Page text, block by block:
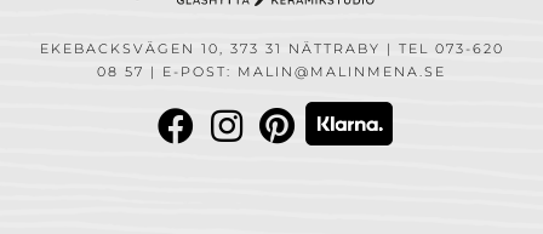
EKEBACKSVÄGEN 10, 373 31 NÄTTRABY | TEL 073-620
08 57 | E-POST: MALIN@MALINMENA.SE